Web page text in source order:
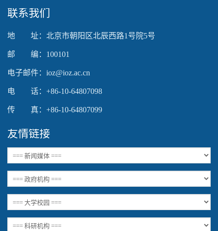
联系我们
地 址：北京市朝阳区北辰西路1号院5号
邮 编：100101
电子邮件：ioz@ioz.ac.cn
电 话：+86-10-64807098
传 真：+86-10-64807099
友情链接